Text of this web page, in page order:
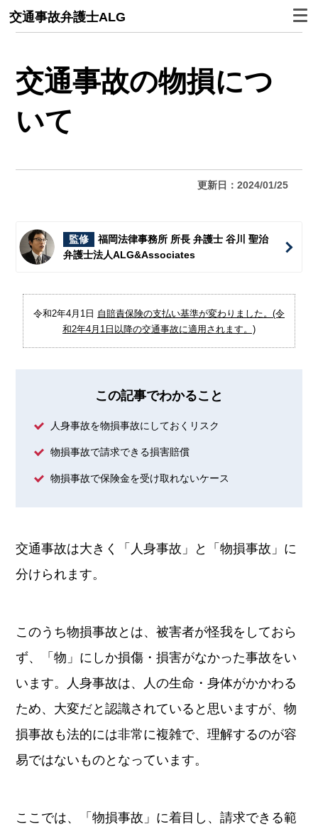
交通事故弁護士ALG
交通事故の物損につ
いて
更新日：2024/01/25
監修
福岡法律事務所 所長 弁護士 谷川 聖治
弁護士法人ALG&Associates
令和2年4月1日 自賠責保険の支払い基準が変わりました。(令
和2年4月1日以降の交通事故に適用されます。)
この記事でわかること
人身事故を物損事故にしておくリスク
物損事故で請求できる損害賠償
物損事故で保険金を受け取れないケース
交通事故は大きく「人身事故」と「物損事故」に
分けられます。
このうち物損事故とは、被害者が怪我をしておら
ず、「物」にしか損傷・損害がなかった事故をい
います。人身事故は、人の生命・身体がかかわる
ため、大変だと認識されていると思いますが、物
損事故も法的には非常に複雑で、理解するのが容
易ではないものとなっています。
ここでは、「物損事故」に着目し、請求できる範